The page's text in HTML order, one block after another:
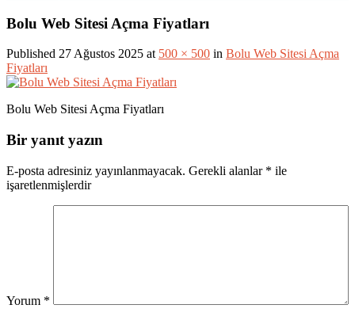
Bolu Web Sitesi Açma Fiyatları
Published 27 Ağustos 2025 at 500 × 500 in Bolu Web Sitesi Açma
Fiyatları
Bolu Web Sitesi Açma Fiyatları
Bir yanıt yazın
E-posta adresiniz yayınlanmayacak. Gerekli alanlar * ile
işaretlenmişlerdir
Yorum *